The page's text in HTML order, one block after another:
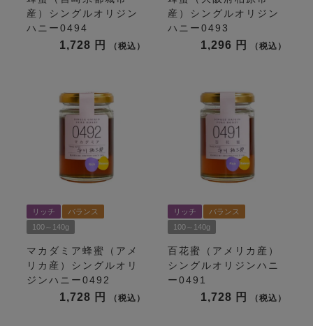
産）シングルオリジン
ハニー0494
1,728 税込
産）シングルオリジン
ハニー0493
1,296 税込
リッチ
バランス
100～140g
マカダミア蜂蜜（アメ
リカ産）シングルオリ
ジンハニー0492
1,728 税込
リッチ
バランス
100～140g
百花蜜（アメリカ産）
シングルオリジンハニ
ー0491
1,728 税込